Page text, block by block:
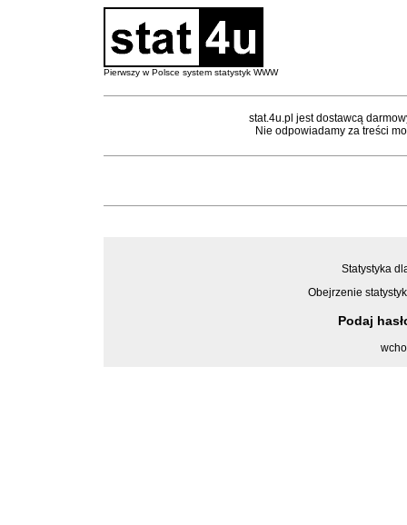
Pierwszy w Polsce system statystyk WWW
stat.4u.pl jest dostawcą
Nie odpowiadamy za treści
Statystyka
Obejrzenie
Podaj